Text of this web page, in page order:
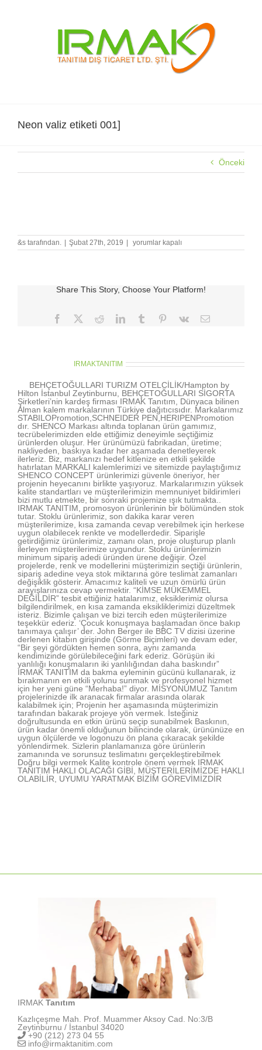
Neon valiz etiketi 001]
Önceki
&s tarafından. Şubat 27th, 2019
Neon
valiz
yorumlar kapalı
Share This Story, Choose Your Platform!
Facebook RedditLinkedInTumblr Pinterest
Vk
E-
IRMAKTANITIM
BEHÇETOĞULLARI TURIZM OTELCİLİK/Hampton by
Hilton İstanbul Zeytinburnu, BEHÇETOĞULLARI SİGORTA
Şirketleri’nin kardeş firması IRMAK Tanıtım, Dünyaca bilinen
Alman kalem markalarının Türkiye dağıtıcısıdır. Markalarımız
STABILOPromotion,SCHNEIDER PEN,HERIPENPromotion
dır. SHENCO Markası altında toplanan ürün gamımız,
tecrübelerimizden elde ettiğimiz deneyimle seçtiğimiz
ürünlerden oluşur. Her ürünümüzü fabrikadan, üretime;
nakliyeden, baskıya kadar her aşamada denetleyerek
ilerleriz. Biz, markanızı hedef kitlenize en etkili şekilde
hatırlatan MARKALI kalemlerimizi ve sitemizde paylaştığımız
SHENCO CONCEPT ürünlerimizi güvenle öneriyor, her
projenin heyecanını birlikte yaşıyoruz. Markalarımızın yüksek
kalite standartları ve müşterilerimizin memnuniyet bildirimleri
bizi mutlu etmekte, bir sonraki projemize ışık tutmakta..
IRMAK TANITIM, promosyon ürünlerinin bir bölümünden stok
tutar. Stoklu ürünlerimiz, son dakika karar veren
müşterilerimize, kısa zamanda cevap verebilmek için herkese
uygun olabilecek renkte ve modellerdedir. Siparişle
getirdiğimiz ürünlerimiz, zamanı olan, proje oluşturup planlı
ilerleyen müşterilerimize uygundur. Stoklu ürünlerimizin
minimum sipariş adedi üründen ürene değişir. Özel
projelerde, renk ve modellerini müşterimizin seçtiği ürünlerin,
sipariş adedine veya stok miktarına göre teslimat zamanları
değişiklik gösterir. Amacımız kaliteli ve uzun ömürlü ürün
arayışlarınıza cevap vermektir. “KİMSE MÜKEMMEL
DEĞİLDİR” tesbit ettiğiniz hatalarımız, eksiklerimiz olursa
bilgilendirilmek, en kısa zamanda eksikliklerimizi düzeltmek
isteriz. Bizimle çalışan ve bizi tercih eden müşterilerimize
teşekkür ederiz. ‘Çocuk konuşmaya başlamadan önce bakıp
tanımaya çalışır’ der. John Berger ile BBC TV dizisi üzerine
derlenen kitabın girişinde (Görme Biçimleri) ve devam eder,
“Bir şeyi gördükten hemen sonra, aynı zamanda
kendimizinde görülebileceğini fark ederiz. Görüşün iki
yanlılığı konuşmaların iki yanlılığından daha baskındır”
IRMAK TANITIM da bakma eyleminin gücünü kullanarak, iz
bırakmanın en etkili yolunu sunmak ve profesyonel hizmet
için her yeni güne “Merhaba!” diyor. MİSYONUMUZ Tanıtım
projelerinizde ilk aranacak firmalar arasında olarak
kalabilmek için; Projenin her aşamasında müşterimizin
tarafından bakarak projeye yön vermek. İsteğiniz
doğrultusunda en etkin ürünü seçip sunabilmek Baskının,
ürün kadar önemli olduğunun bilincinde olarak, ürününüze en
uygun ölçülerde ve logonuzu ön plana çıkaracak şekilde
yönlendirmek. Sizlerin planlamanıza göre ürünlerin
zamanında ve sorunsuz teslimatını gerçekleştirebilmek
Doğru bilgi vermek Kalite kontrole önem vermek IRMAK
TANITIM HAKLI OLACAĞI GİBİ, MÜŞTERİLERİMİZDE HAKLI
OLABİLİR, UYUMU YARATMAK BİZİM GÖREVİMİZDİR
IRMAK Tanıtım
Kazlıçeşme Mah. Prof. Muammer Aksoy Cad. No:3/B
Zeytinburnu / İstanbul 34020
+90 (212) 273 04 55
info@irmaktanitim.com